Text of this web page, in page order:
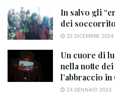
In salvo gli
dei
25 DICEMBRE 2024
Un cuore di
nella notte
l’abbraccio in
24 GENNAIO 2023